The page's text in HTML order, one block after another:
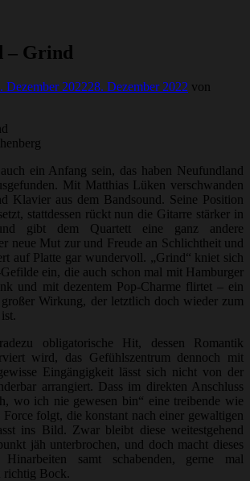
– Grind
Dezember 202228. Dezember 2022 von
ein Anfang sein, das haben Neufundland
Mit Matthias Lüken verschwanden
Klavier aus dem Bandsound. Seine Position
stattdessen rückt nun die Gitarre stärker in
gibt dem Quartett eine ganz andere
neue Mut zur und Freude an Schlichtheit und
auf Platte gar wundervoll. „Grind“ kniet sich
ein, die auch schon mal mit Hamburger
und mit dezentem Pop-Charme flirtet – ein
Wirkung, der letztlich doch wieder zum
obligatorische Hit, dessen Romantik
wird, das Gefühlszentrum dennoch mit
Eingängigkeit lässt sich nicht von der
arrangiert. Dass im direkten Anschluss
wo ich nie gewesen bin“ eine treibende wie
Force folgt, die konstant nach einer gewaltigen
ins Bild. Zwar bleibt diese weitestgehend
jäh unterbrochen, und doch macht dieses
Hinarbeiten samt schabenden, gerne mal
richtig Bock.